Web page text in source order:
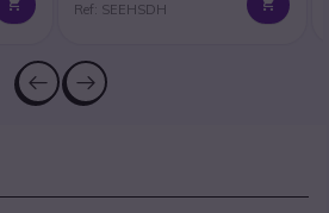
Ref: SEEHSDH